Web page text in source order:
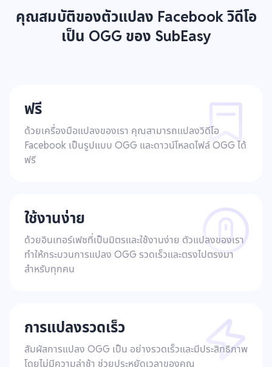
คุณสมบัติของตัวแปลง Facebook วิดีโอ
เป็น OGG ของ SubEasy
ฟรี
ด้วยเครื่องมือแปลงของเรา คุณสามารถแปลงวิดีโอ
Facebook เป็นรูปแบบ OGG และดาวน์โหลดไฟล์ OGG ได้
ฟรี
ใช้งานง่าย
ด้วยอินเทอร์เฟซที่เป็นมิตรและใช้งานง่าย ตัวแปลงของเรา
ทำให้กระบวนการแปลง OGG รวดเร็วและตรงไปตรงมา
สำหรับทุกคน
การแปลงรวดเร็ว
สัมผัสการแปลง OGG เป็น อย่างรวดเร็วและมีประสิทธิภาพ
โดยไม่มีความล่าช้า ช่วยประหยัดเวลาของคุณ